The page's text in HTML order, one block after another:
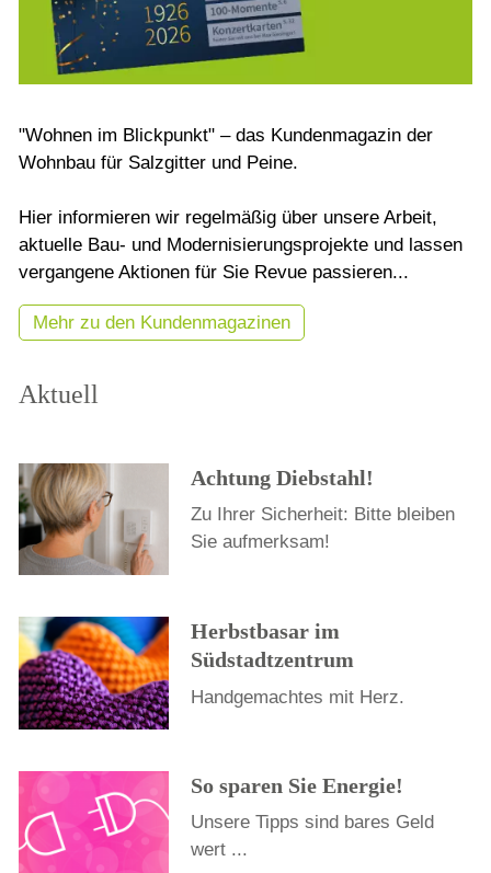
"Wohnen im Blickpunkt" – das Kundenmagazin der
Wohnbau für Salzgitter und Peine.
Hier informieren wir regelmäßig über unsere Arbeit,
aktuelle Bau- und Modernisierungsprojekte und lassen
vergangene Aktionen für Sie Revue passieren...
Mehr zu den Kundenmagazinen
Aktuell
Achtung Diebstahl!
Zu Ihrer Sicherheit: Bitte bleiben
Sie aufmerksam!
Herbstbasar im
Südstadtzentrum
Handgemachtes mit Herz.
So sparen Sie Energie!
Unsere Tipps sind bares Geld
wert ...